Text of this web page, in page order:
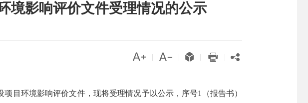
境影响评价文件受理情况的公示
    
项目环境影响评价文件，现将受理情况予以公示 ，序号1（报告书）